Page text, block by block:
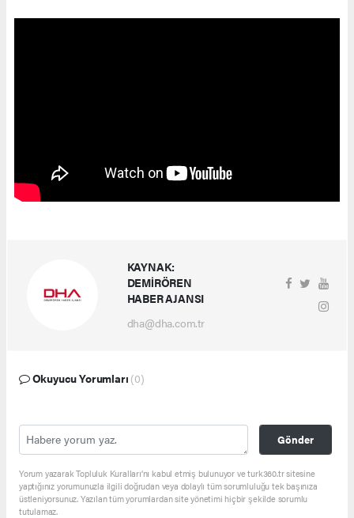
KAYNAK:
DEMİRÖREN
HABER AJANSI
dha@dha.com.tr
Okuyucu Yorumları (0)
Gönder
Yorum yazarak Topluluk Kuralları’nı kabul etmiş bulunuyor ve turk360.tr sitesine
yaptığınız yorumunuzla ilgili doğrudan veya dolaylı tüm sorumluluğu tek başınıza
üstleniyorsunuz. Yazılan tüm yorumlardan site yönetimi hiçbir şekilde sorumlu
tutulamaz.